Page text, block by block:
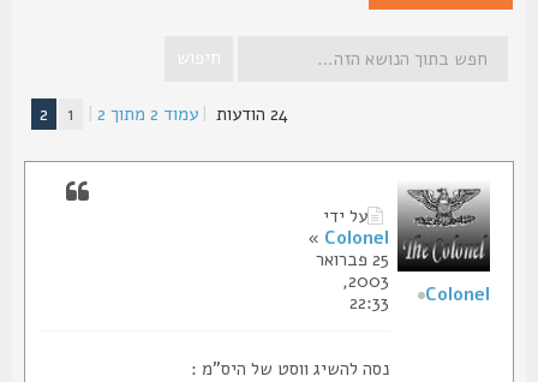
|עמוד2מתוך2
|
1
על ידי
Colonel
»
25 פברואר
2003,
22:33
נסה להשיג ווסט של היס"מ :
Colonel